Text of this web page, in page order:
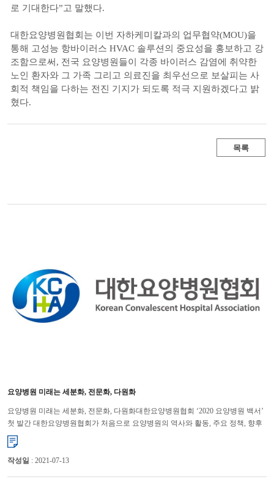
로 기대한다”고 말했다.
대한요양병원협회는 이번 자하케미칼과의 업무협약(MOU)을
통해 고성능 항바이러스 HVAC 솔루션의 중요성을 홍보하고 강
조함으로써, 전국 요양병원들이 각종 바이러스 감염에 취약한
노인 환자와 그 가족 그리고 의료진을 최우선으로 보살피는 사
회적 책임을 다하는 전진 기지가 되도록 적극 지원하겠다고 밝
혔다.
목록
요양병원 미래는 세분화, 전문화, 다원화
요양병원 미래는 세분화, 전문화, 다원화대한요양병원협회 ‘2020 요양병원 백서’
첫 발간 대한요양병원협회가 처음으로 요양병원의 역사와 활동, 주요 정책, 향후
과제, 정책 제안 등을 담은 ‘2020 요양병원 백서’를 발간...
작성일 : 2021-07-13